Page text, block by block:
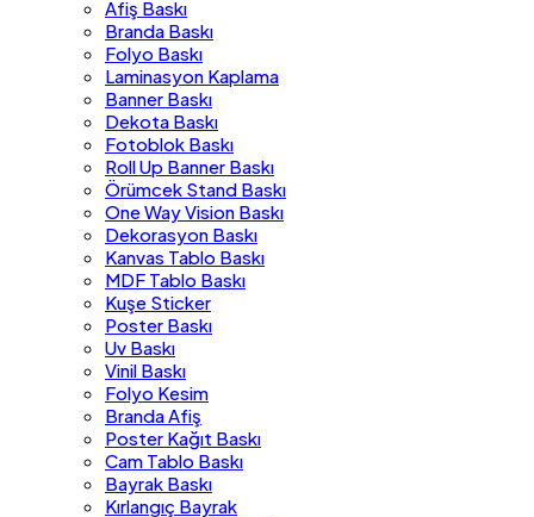
Afiş Baskı
Branda Baskı
Folyo Baskı
Laminasyon Kaplama
Banner Baskı
Dekota Baskı
Fotoblok Baskı
Roll Up Banner Baskı
Örümcek Stand Baskı
One Way Vision Baskı
Dekorasyon Baskı
Kanvas Tablo Baskı
MDF Tablo Baskı
Kuşe Sticker
Poster Baskı
Uv Baskı
Vinil Baskı
Folyo Kesim
Branda Afiş
Poster Kağıt Baskı
Cam Tablo Baskı
Bayrak Baskı
Kırlangıç Bayrak